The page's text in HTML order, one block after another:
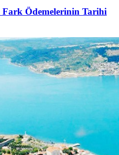
Fark Ödemelerinin Tarihi